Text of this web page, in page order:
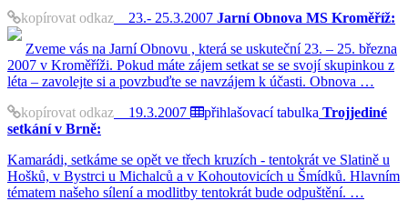
kopírovat odkaz 23.- 25.3.2007 Jarní Obnova MS Kroměříž:
Zveme vás na Jarní Obnovu , která se uskuteční 23. – 25. března
2007 v Kroměříži. Pokud máte zájem setkat se se svojí skupinkou z
léta – zavolejte si a povzbuďte se navzájem k účasti. Obnova …
kopírovat odkaz 19.3.2007 přihlašovací tabulka Trojjediné
setkání v Brně:
Kamarádi, setkáme se opět ve třech kruzích - tentokrát ve Slatině u
Hošků, v Bystrci u Michalců a v Kohoutovicích u Šmídků. Hlavním
tématem našeho sílení a modlitby tentokrát bude odpuštění. …